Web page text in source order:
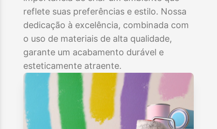
reflete suas preferências e estilo. Nossa
dedicação à excelência, combinada com
o uso de materiais de alta qualidade,
garante um acabamento durável e
esteticamente atraente.